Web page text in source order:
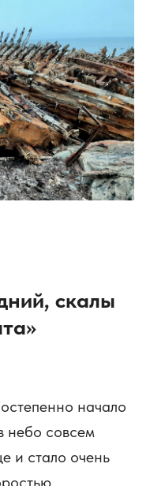
скалы
начало
небо совсем
и стало очень